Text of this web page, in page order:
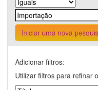
Iniciar uma nova
Adicionar filtros:
Utilizar filtros para refinar